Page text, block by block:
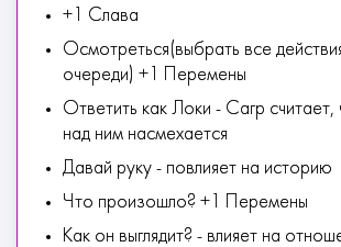
+1 Слава
Осмотреться(выбрать все
очереди) +1 Перемены
Ответить как Локи - Сагр считает,
над ним насмехается
Давай руку - повлияет на историю
Что произошло? +1 Перемены
Как он выглядит? - влияет на